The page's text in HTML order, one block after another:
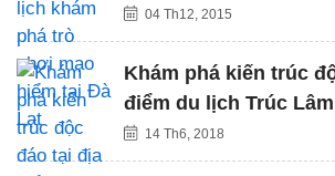
04 Th12, 2015
Khám phá kiến trúc
điểm du lịch Trúc
14 Th6, 2018